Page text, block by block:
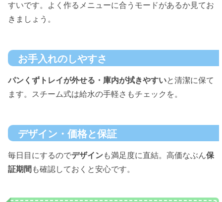
すいです。よく作るメニューに合うモードがあるか見てお
きましょう。
お手入れのしやすさ
パンくずトレイが外せる・庫内が拭きやすいと清潔に保て
ます。スチーム式は給水の手軽さもチェックを。
デザイン・価格と保証
毎日目にするのでデザインも満足度に直結。高価なぶん保
証期間 も確認しておくと安心です。